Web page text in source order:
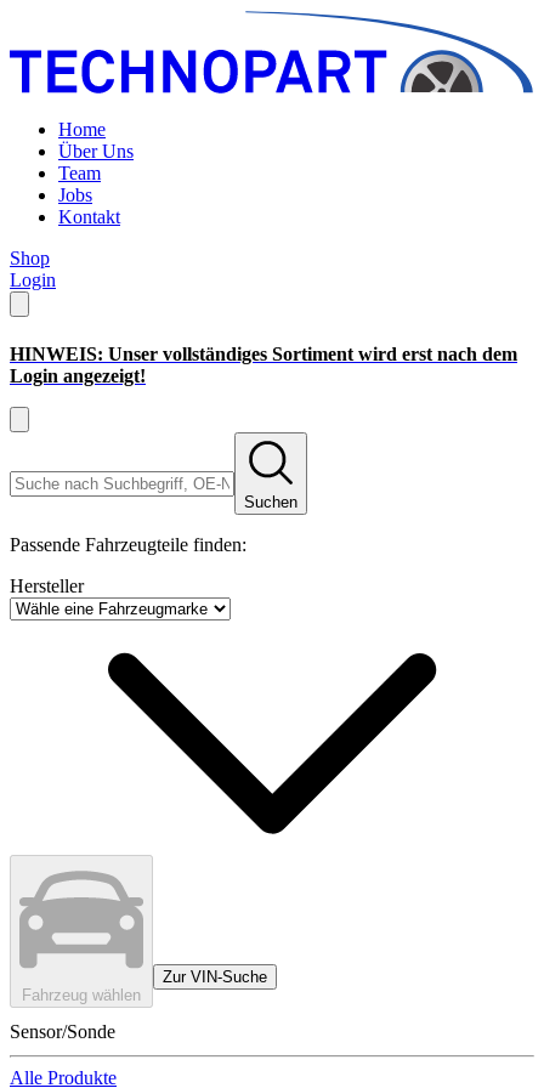
Home
Über Uns
Team
Jobs
Kontakt
Shop
Login
HINWEIS: Unser vollständiges Sortiment wird erst nach dem
Login angezeigt!
Suchen
Passende Fahrzeugteile finden:
Hersteller
Fahrzeug wählen
Zur VIN-Suche
Sensor/Sonde
Alle Produkte